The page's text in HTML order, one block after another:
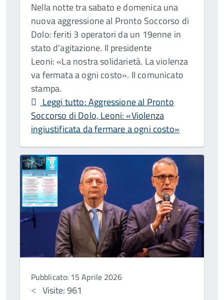
Nella notte tra sabato e domenica una
nuova aggressione al Pronto Soccorso di
Dolo: feriti 3 operatori da un 19enne in
stato d'agitazione. Il presidente
Leoni: «La nostra solidarietà. La violenza
va fermata a ogni costo». Il comunicato
stampa.
Leggi tutto: Aggressione al Pronto
Soccorso di Dolo, Leoni: «Violenza
ingiustificata da fermare a ogni costo»
Pubblicato: 15 Aprile 2026
Visite: 961